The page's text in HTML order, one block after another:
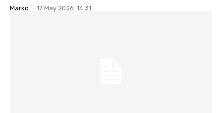
Marko - 17 May 2026. 14:31